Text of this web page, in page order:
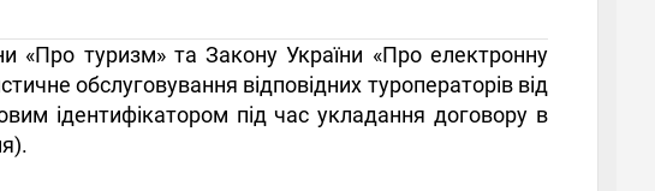
«Про туризм» та Закону України «Про електронну
обслуговування відповідних туроператорів від
ідентифікатором під час укладання договору в